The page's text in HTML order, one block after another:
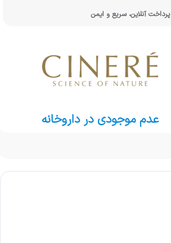
پرداخت آنلاین، سریع و ایمن
عدم موجودی در داروخانه